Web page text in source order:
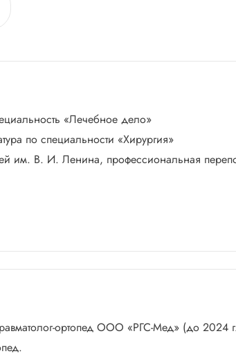
«Лечебное дело»
по специальности «Хирургия»
им. В. И. Ленина, профессиональная
ортопед ООО «РГС-Мед» (до